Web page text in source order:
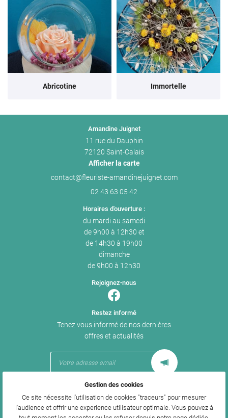
Avis
Actualités
Contact
Restez
INSCRIPTION
Rejoignez-nous
Abricotine Immortelle
Amandine Juignet
11 rue du Dauphin
72120 Saint-Calais
Afficher la carte
02 43 63 05 42
Horaires d'ouverture :
du mardi au samedi
de 9h00 à 12h30 et
de 14h30 à 19h00
dimanche
de 9h00 à 12h30
Rejoignez-nous
Restez informé
Tenez vous informé de nos dernières
offres et actualités
Mentions Légales
Conditions générales d'utilisation
Politique de confidentialité
Gestion des cookies
Ce site nécessite l'utilisation de cookies "traceurs" pour mesurer
l'audience et offrir une experience utilisateur optimale. Vous pouvez à